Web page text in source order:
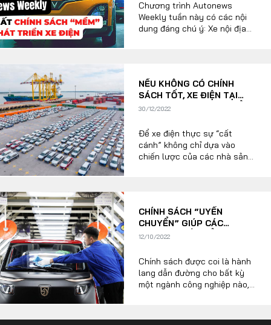
Chương trình Autonews
Weekly tuần này có các nội
dung đáng chú ý: Xe nội địa
điện tăng trưởng mạnh trong
năm 2023; Tiêu điểm: Đề xuất
chính sách “mềm” khi phát
NẾU KHÔNG CÓ CHÍNH
SÁCH TỐT, XE ĐIỆN TẠI
VIỆT NAM KHÓ BÙNG NỔ
30/12/2022
Để xe điện thực sự “cất
cánh” không chỉ dựa vào
chiến lược của các nhà sản
tỷ trọng đầu tư hợp lý là yếu
tố quyết định đến khả năng
hoàn thành các mục tiêu
tỷ đô này.
CHÍNH SÁCH “UYỂN
CHUYỂN” GIÚP CÁC
CƯỜNG QUỐC ĐẨY MẠNH
12/10/2022
Chính sách được coi là hành
lang dẫn đường cho bất kỳ
một ngành công nghiệp nào,
nào tồn tại mãi mãi và cũng